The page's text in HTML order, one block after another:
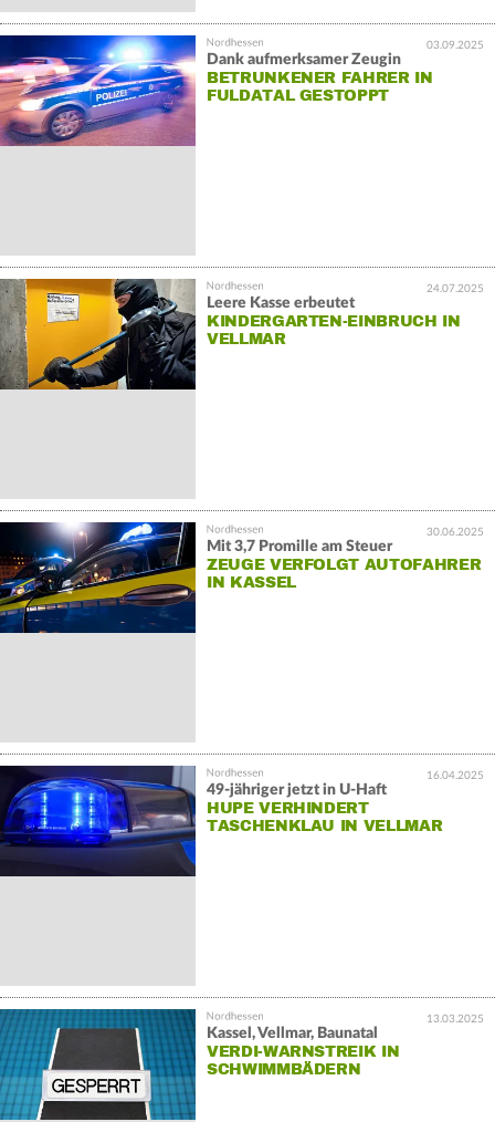
03.09.2025
Dank aufmerksamer Zeugin
BETRUNKENER FAHRER IN
FULDATAL GESTOPPT
24.07.2025
Leere Kasse erbeutet
KINDERGARTEN-EINBRUCH IN
VELLMAR
30.06.2025
Mit 3,7 Promille am Steuer
ZEUGE VERFOLGT AUTOFAHRER
IN KASSEL
16.04.2025
49-jähriger jetzt in U-Haft
HUPE VERHINDERT
TASCHENKLAU IN VELLMAR
13.03.2025
Kassel, Vellmar, Baunatal
VERDI-WARNSTREIK IN
SCHWIMMBÄDERN